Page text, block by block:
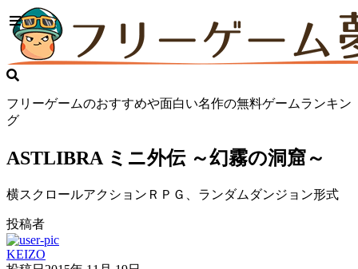
フリーゲームのおすすめや面白い名作の無料ゲームランキン
グ
ASTLIBRA ミニ外伝 ～幻霧の洞窟～
横スクロールアクションＲＰＧ、ランダムダンジョン形式
投稿者
KEIZO